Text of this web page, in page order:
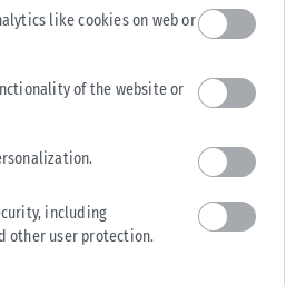
like cookies on web or
of the website or
including
other user protection.
η 12η Απριλίου,
στην πρώτη
η οποία
γεγονός της